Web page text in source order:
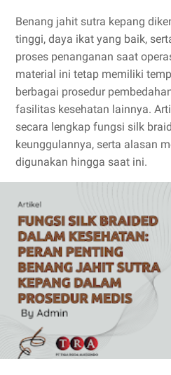
Benang jahit sutra kepang
tinggi, daya ikat yang baik,
proses penanganan saat
material ini tetap memiliki
berbagai prosedur
fasilitas kesehatan lainnya.
secara lengkap fungsi silk
keunggulannya, serta alasan
digunakan hingga saat ini.